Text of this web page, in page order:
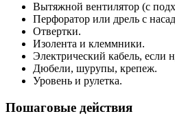
Вытяжной вентилятор (с
Перфоратор или дрель с
Отвертки.
Изолента и клеммники.
Электрический кабель, если
Дюбели, шурупы, крепеж.
Уровень и рулетка.
Пошаговые действия